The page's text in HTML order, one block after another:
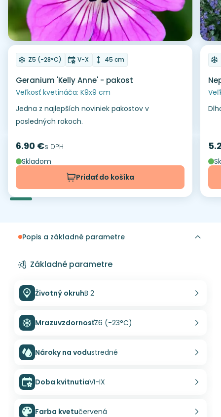
Odober do zoznamu želaní
Mrazuvzdornosť
Z5 (-28°C) Doba kvitnutia
V-X Výška rastliny
45 cm
Geranium 'Kelly Anne' - pakost
Veľkosť kvetináča: K9x9 cm
Jedna z najlepších noviniek pakostov v
posledných rokoch.
Cena
6.90 €s DPH
Skladom
Pridať do košíka
Popis a základné parametre
Základné parametre
Životný okruhB 2
MrazuvzdornosťZ6 (-23°C)
Nároky na vodustredné
Doba kvitnutiaVI-IX
Farba kvetučervená